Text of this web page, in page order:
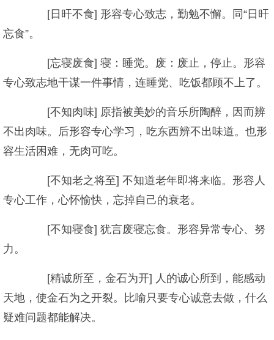
[日旰不食] 形容专心致志，勤勉不懈。同“日旰
忘食”。
[忘寝废食] 寝：睡觉。废：废止，停止。形容
专心致志地干谋一件事情，连睡觉、吃饭都顾不上了。
[不知肉味] 原指被美妙的音乐所陶醉，因而辨
不出肉味。后形容专心学习，吃东西辨不出味道。也形
容生活困难，无肉可吃。
[不知老之将至] 不知道老年即将来临。形容人
专心工作，心怀愉快，忘掉自己的衰老。
[不知寝食] 犹言废寝忘食。形容异常专心、努
力。
[精诚所至，金石为开] 人的诚心所到，能感动
天地，使金石为之开裂。比喻只要专心诚意去做，什么
疑难问题都能解决。